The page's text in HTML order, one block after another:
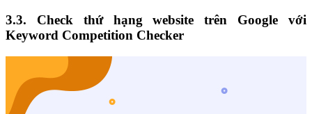
3.3. Check thứ hạng website trên Google với
Keyword Competition Checker